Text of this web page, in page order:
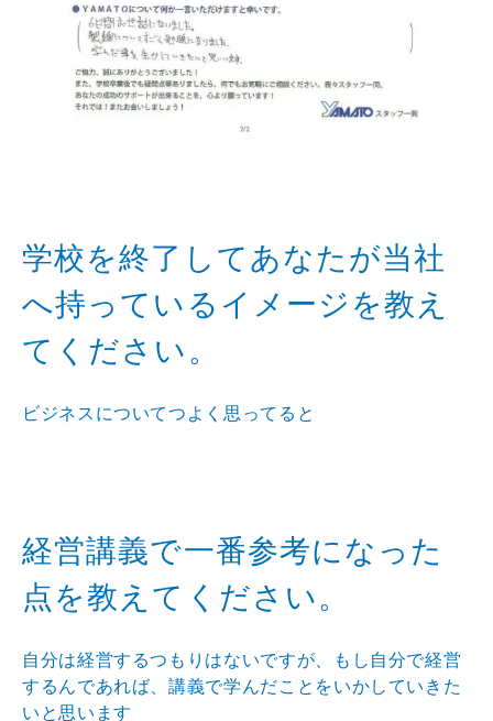
学校を終了してあなたが当社
へ持っているイメージを教え
てください。
ビジネスについてつよく思ってると
経営講義で一番参考になった
点を教えてください。
自分は経営するつもりはないですが、もし自分で経営
するんであれば、講義で学んだことをいかしていきた
いと思います